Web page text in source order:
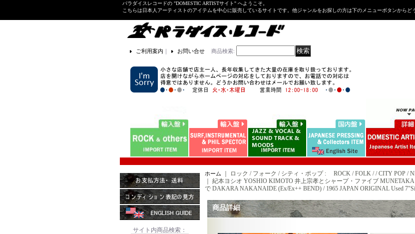
パラダイスレコードの "DOMESTIC ARTISTサイト" へようこそ。
こちらは日本人アーティストのアイテムを中心に販売しているサイトです。他ジャンルをお探しの方は下のメニューボタンからどう
ご利用案内 ｜ お問い合せ 商品検索:
サイト内商品検索：
ホーム ｜ ロック / フォーク / シティ・ポップ : ROCK / FOLK / / CITY POP /
紀本ヨシオ YOSHIO KIMOTO 井上宗孝とシャープ・ファイブ
で DAKARA NAKANAIDE (Ex/Ex++ BEND) / 1965 JAPAN ORIGINAL Used
商品詳細